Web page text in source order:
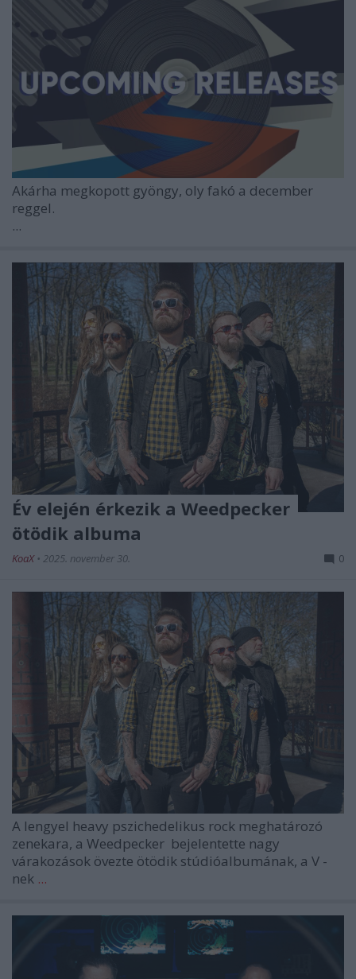
Akárha megkopott gyöngy, oly fakó a december
reggel.
...
Év elején érkezik a Weedpecker
ötödik albuma
KoaX • 2025. november 30. 0
A lengyel heavy pszichedelikus rock meghatározó
zenekara, a Weedpecker bejelentette nagy
várakozások övezte ötödik stúdióalbumának, a V -
nek ...